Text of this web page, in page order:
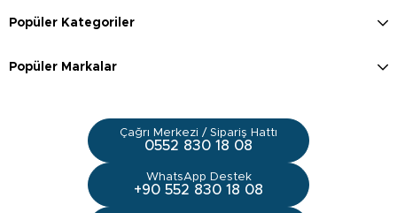
Popüler Kategoriler
Popüler Markalar
Çağrı Merkezi / Sipariş Hattı
0552 830 18 08
WhatsApp Destek
+90 552 830 18 08